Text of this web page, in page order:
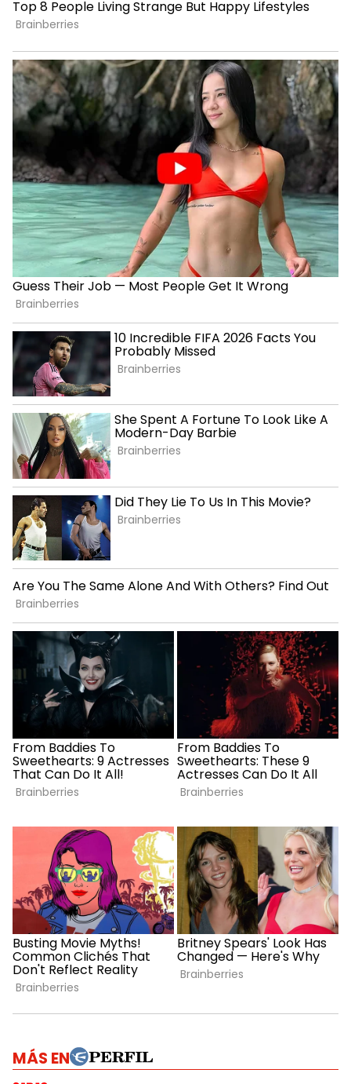
MÁS EN